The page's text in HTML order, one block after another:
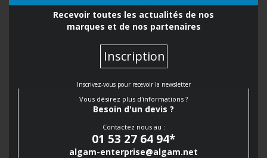
Recevoir toutes les actualités de nos
marques et de nos partenaires
Inscription
Inscrivez-vous pour recevoir la newsletter
Vous désirez plus d'informations ?
Besoin d'un devis ?
Contactez nous au :
01 53 27 64 94*
algam-enterprise@algam.net